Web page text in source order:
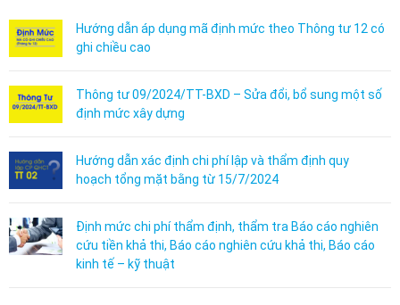
Hướng dẫn áp dụng mã định mức theo Thông tư 12 có
ghi chiều cao
Thông tư 09/2024/TT-BXD – Sửa đổi, bổ sung một số
định mức xây dựng
Hướng dẫn xác định chi phí lập và thẩm định quy
hoạch tổng mặt bằng từ 15/7/2024
Định mức chi phí thẩm định, thẩm tra Báo cáo nghiên
cứu tiền khả thi, Báo cáo nghiên cứu khả thi, Báo cáo
kinh tế – kỹ thuật